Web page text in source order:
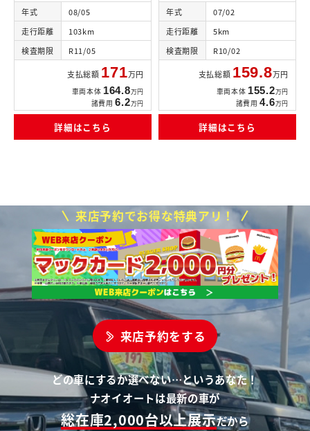
年式
08/05
走行距離
103km
検査期限
R11/05
支払総額 171万円
車両本体 164.8万円
諸費用 6.2万円
詳細はこちら
年式
07/02
走行距離
5km
検査期限
R10/02
支払総額 159.8万円
車両本体 155.2万円
諸費用 4.6万円
詳細はこちら
来店予約でお得な特典アリ！
来店予約をする
どの車にするか選べない…というあなた！
ナオイオートは最新の車が
総在庫2,000台以上展示だから